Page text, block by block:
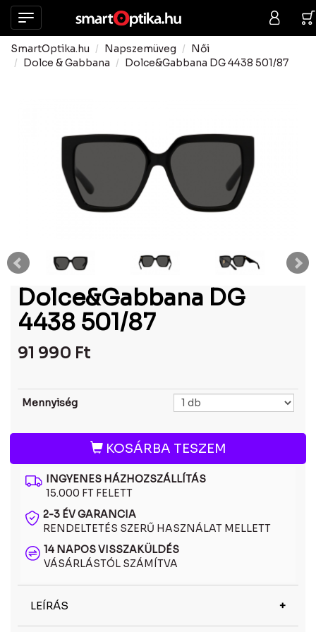
SmartOptika.hu Napszemüveg
Női
Dolce & Gabbana
Dolce&Gabbana DG 4438 501/87
Dolce&Gabbana DG
4438 501/87
91 990 Ft
Mennyiség
KOSÁRBA TESZEM
INGYENES HÁZHOZSZÁLLÍTÁS
15.000 FT FELETT
2-3 ÉV GARANCIA
RENDELTETÉS SZERŰ HASZNÁLAT MELLETT
14 NAPOS VISSZAKÜLDÉS
VÁSÁRLÁSTÓL SZÁMÍTVA
LEÍRÁS